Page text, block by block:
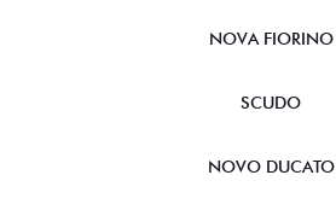
NOVA FIORINO
SCUDO
NOVO DUCATO